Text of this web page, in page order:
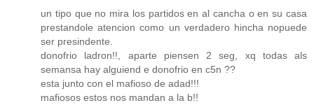
un tipo que no mira los partidos en al cancha o en su casa
prestandole atencion como un verdadero hincha nopuede
ser presindente.
donofrio ladron!!, aparte piensen 2 seg, xq todas als
semansa hay alguiend e donofrio en c5n ??
esta junto con el mafioso de adad!!!
mafiosos estos nos mandan a la b!!